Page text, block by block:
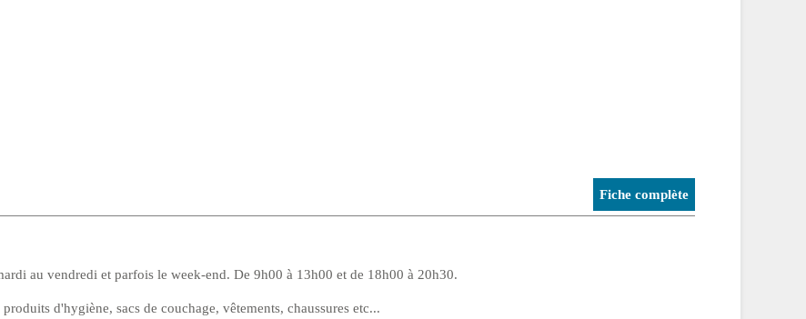
Fiche complète
au vendredi et parfois le week-end. De 9h00 à 13h00 et de 18h00 à 20h30.
d'hygiène, sacs de couchage, vêtements, chaussures etc...